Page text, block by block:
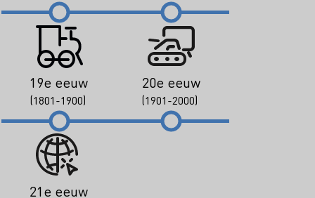
19e eeuw
(1801-1900)
20e eeuw
(1901-2000)
21e eeuw